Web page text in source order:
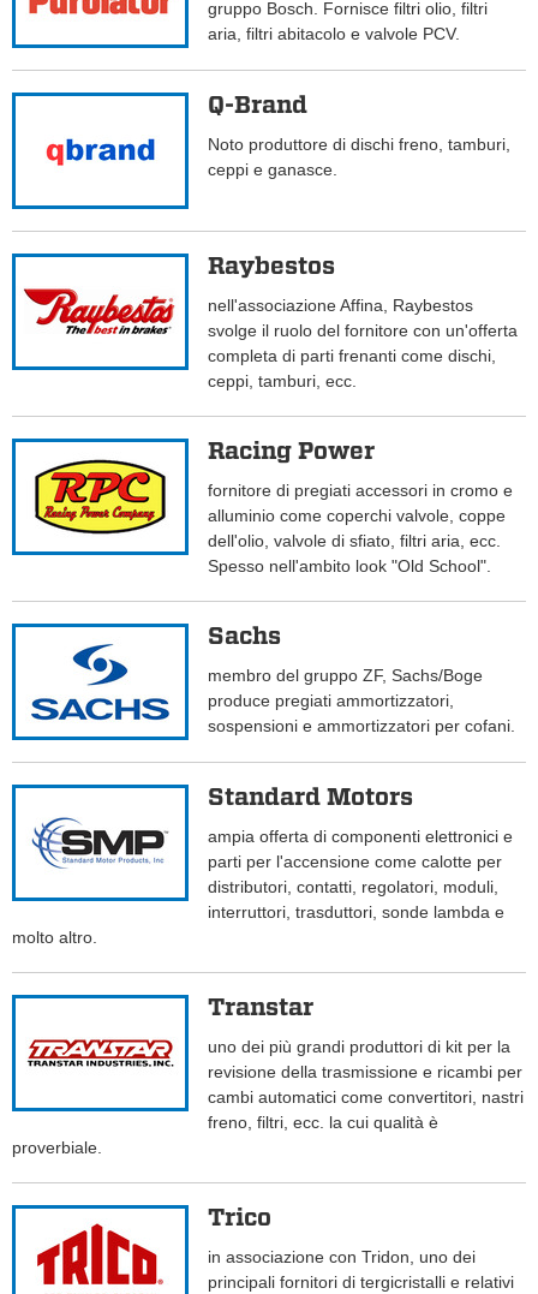
gruppo Bosch. Fornisce filtri olio, filtri
aria, filtri abitacolo e valvole PCV.
Q-Brand
Noto produttore di dischi freno, tamburi,
ceppi e ganasce.
Raybestos
nell'associazione Affina, Raybestos
svolge il ruolo del fornitore con un'offerta
completa di parti frenanti come dischi,
ceppi, tamburi, ecc.
Racing Power
fornitore di pregiati accessori in cromo e
alluminio come coperchi valvole, coppe
dell'olio, valvole di sfiato, filtri aria, ecc.
Spesso nell'ambito look "Old School".
Sachs
membro del gruppo ZF, Sachs/Boge
produce pregiati ammortizzatori,
sospensioni e ammortizzatori per cofani.
Standard Motors
ampia offerta di componenti elettronici e
parti per l'accensione come calotte per
distributori, contatti, regolatori, moduli,
interruttori, trasduttori, sonde lambda e
molto altro.
Transtar
uno dei più grandi produttori di kit per la
revisione della trasmissione e ricambi per
cambi automatici come convertitori, nastri
freno, filtri, ecc. la cui qualità è
proverbiale.
Trico
in associazione con Tridon, uno dei
principali fornitori di tergicristalli e relativi